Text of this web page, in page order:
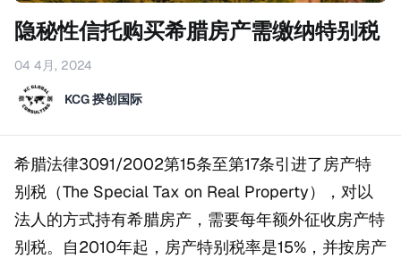
隐秘性信托购买希腊房产需缴纳特别税
04 4月, 2024
KCG 揆创国际
希腊法律3091/2002第15条至第17条引进了房产特
别税（The Special Tax on Real Property），对以
法人的方式持有希腊房产，需要每年额外征收房产特
别税。自2010年起，房产特别税率是15%，并按房产